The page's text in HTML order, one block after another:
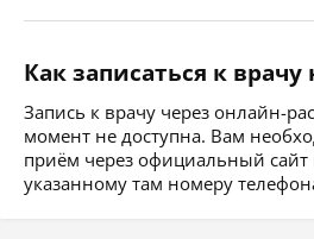
Как записаться к
Запись к врачу через онлайн-
момент не доступна. Вам
приём через официальный
указанному там номеру